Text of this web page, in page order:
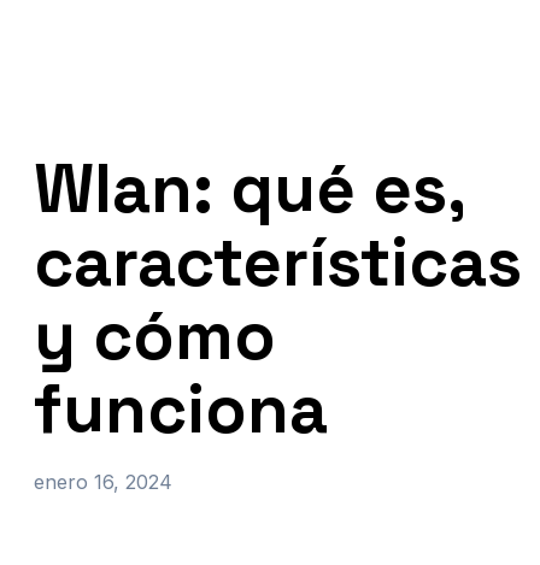
Wlan: qué es,
características
y cómo
funciona
enero 16, 2024